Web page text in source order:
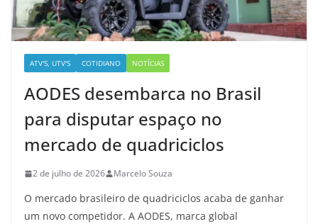
ATV'S, UTV'S COTIDIANO NOTÍCIAS
AODES desembarca no Brasil
para disputar espaço no
mercado de quadriciclos
2 de julho de 2026 Marcelo Souza
O mercado brasileiro de quadriciclos acaba de ganhar
um novo competidor. A AODES, marca global